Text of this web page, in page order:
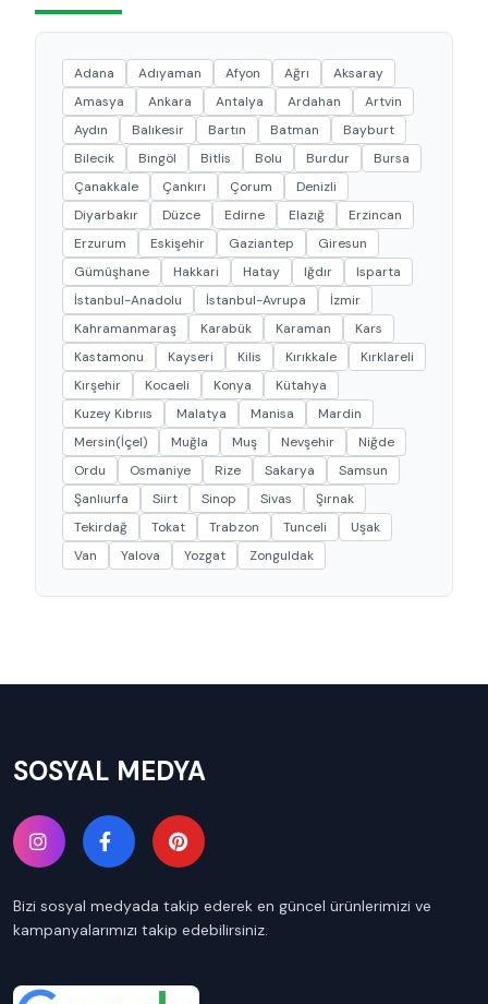
Adana Adıyaman Afyon Ağrı
Aksaray
Amasya
Ankara Antalya Ardahan
Artvin
Aydın
Balıkesir Bartın Batman
Bayburt
Bilecik
Bingöl Bitlis Bolu Burdur
Bursa
Çanakkale
Çankırı Çorum
Denizli
Diyarbakır
Düzce Edirne Elazığ
Erzincan
Erzurum
Eskişehir Gaziantep
Giresun
Gümüşhane
Hakkari Hatay Iğdır
Isparta
İstanbul-Anadolu
İstanbul-Avrupa
İzmir
Kahramanmaraş
Karabük Karaman
Kars
Kastamonu
Kayseri Kilis Kırıkkale
Kırklareli
Kırşehir
Kocaeli Konya
Kütahya
Kuzey Kıbrııs
Malatya Manisa
Mardin
Mersin(İçel)
Muğla Muş Nevşehir
Niğde
Ordu
Osmaniye Rize Sakarya
Samsun
Şanlıurfa
Siirt Sinop Sivas
Şırnak
Tekirdağ
Tokat Trabzon Tunceli
Uşak
Van
Yalova Yozgat Zonguldak
SOSYAL MEDYA
Bizi sosyal medyada takip ederek en güncel ürünlerimizi ve
kampanyalarımızı takip edebilirsiniz.